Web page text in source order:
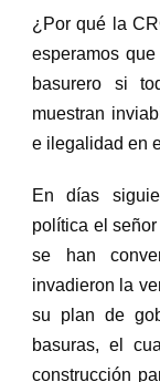
¿Por qué la
esperamos
basurero si
muestran
e ilegalidad en
En días
política el
se han
invadieron la
su plan de
basuras, el
construcción